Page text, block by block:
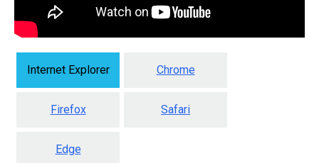
Internet Explorer Chrome
Firefox Safari
Edge